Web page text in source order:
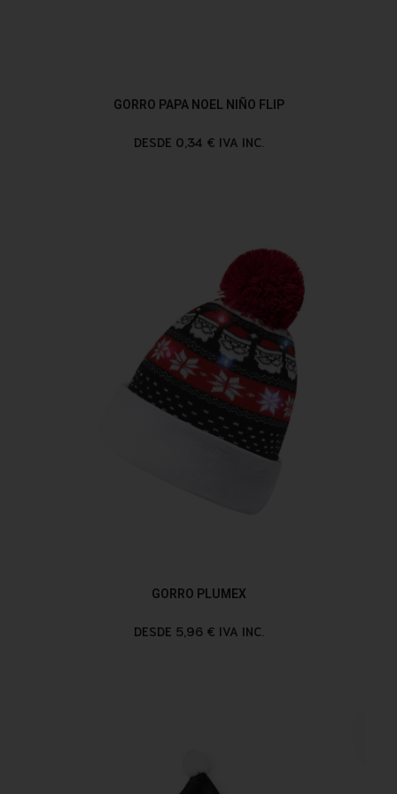
GORRO PAPA NOEL NIÑO FLIP
DESDE 0,34 € IVA INC.
GORRO PLUMEX
DESDE 5,96 € IVA INC.